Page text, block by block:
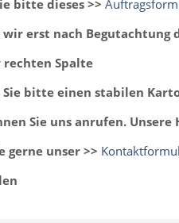
bitte dieses >>
erst nach Begutachtung
rechten Spalte
bitte einen stabilen
Sie uns anrufen.
gerne unser >>